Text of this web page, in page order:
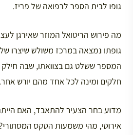
גופו לבית הספר לרפואה של פריז.
מה פירוש הריטואל המוזר שאירגן
גופתו נמצאה במרכז משולש שיצרו
המספר ששלט גם בצוואתו, שבה
חלקים ומינה לכל אחד מהם יורש אחר.
מדוע בחר הצעיר להתאבד, האם
אירוטי, מהי משמעות הטקס